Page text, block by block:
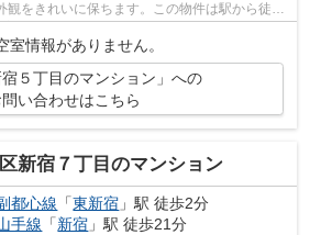
観をきれいに保ちます。この物件は駅から徒歩
室情報がありません。
宿５丁目のマンション」への
問い合わせはこちら
新宿７丁目のマンション
都心線 「東新宿 」駅 徒歩2分
手線 「新宿 」駅 徒歩21分